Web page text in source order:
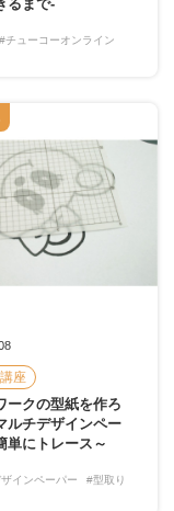
るまで-
#チューコーオンライン
座
ークの型紙を作ろ
ルチデザインペー
単にトレース～
インペーパー
#型取り